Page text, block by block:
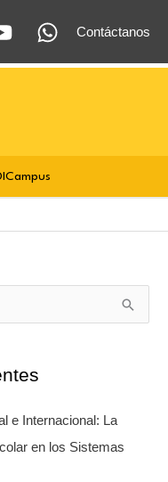
Contáctanos
e Internacional: La
en los Sistemas